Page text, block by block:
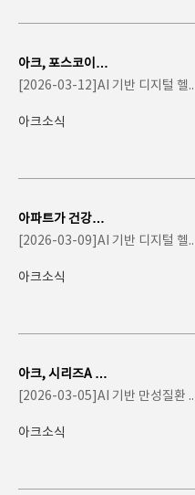
아크, 포스코이앤
씨와 아파트 단지
내 AI 건강 라운
지..
[2026-03-12]AI 기반 디지털 헬..
아크소식
아파트가 건강을
관리하는 시대…
아크, AI 예방 헬
스..
[2026-03-09]AI 기반 디지털 헬..
아크소식
아크, 시리즈A 20
0억 투자 유치…
의료 AI 스크리닝
사..
[2026-03-05]AI 기반 만성질환 ..
아크소식